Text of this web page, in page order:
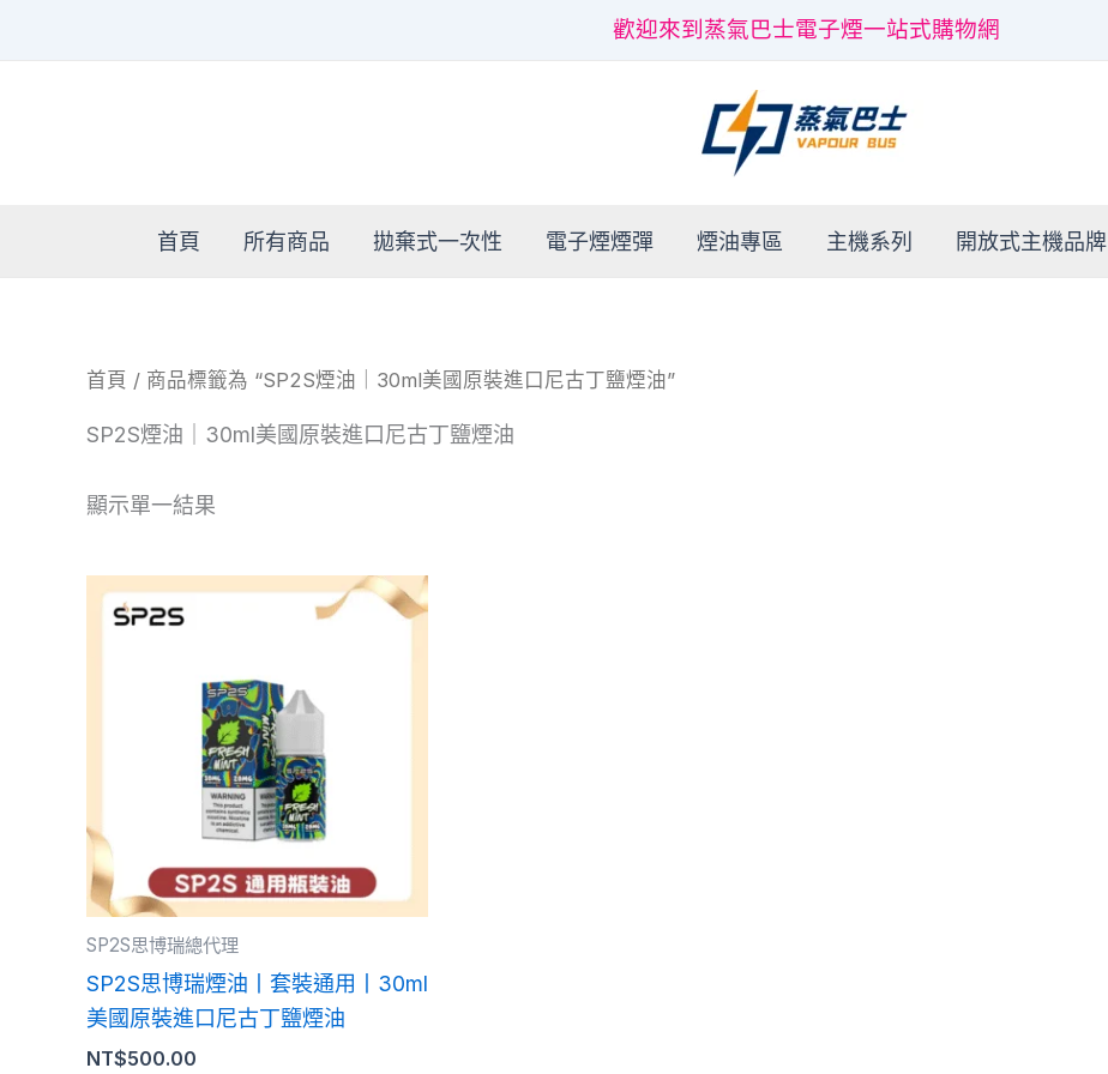
歡迎來到蒸氣巴士電子煙一站式購物網
首頁 所有商品 拋棄式一次性 電子煙煙彈 煙油專區 主機系列 開放式主機品牌
首頁 / 商品標籤為 “SP2S煙油｜30ml美國原裝進口尼古丁鹽煙油”
SP2S煙油｜30ml美國原裝進口尼古丁鹽煙油
顯示單一結果
SP2S思博瑞總代理
SP2S思博瑞煙油丨套裝通用丨30ml
美國原裝進口尼古丁鹽煙油
NT$500.00
此
有
多
種
款
式。
可
在
產
品
頁